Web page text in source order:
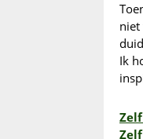
niet
Ik